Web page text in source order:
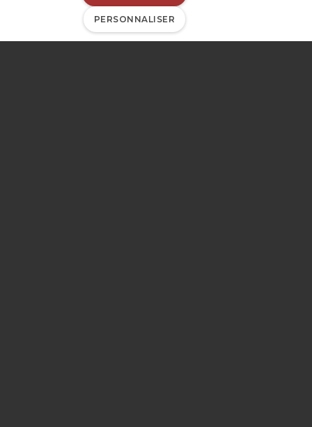
PERSONNALISER